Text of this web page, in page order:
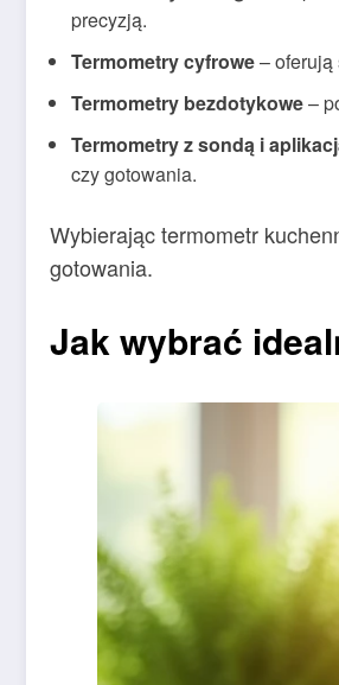
precyzją.
Termometry cyfrowe– oferują
Termometry bezdotykowe–
Termometry z sondą i
czy gotowania.
Wybierając termometr
gotowania.
Jak wybrać